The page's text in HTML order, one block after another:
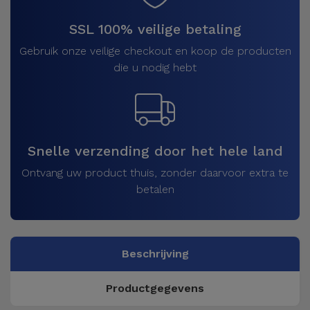
SSL 100% veilige betaling
Gebruik onze veilige checkout en koop de producten
die u nodig hebt
Snelle verzending door het hele land
Ontvang uw product thuis, zonder daarvoor extra te
betalen
Beschrijving
Productgegevens